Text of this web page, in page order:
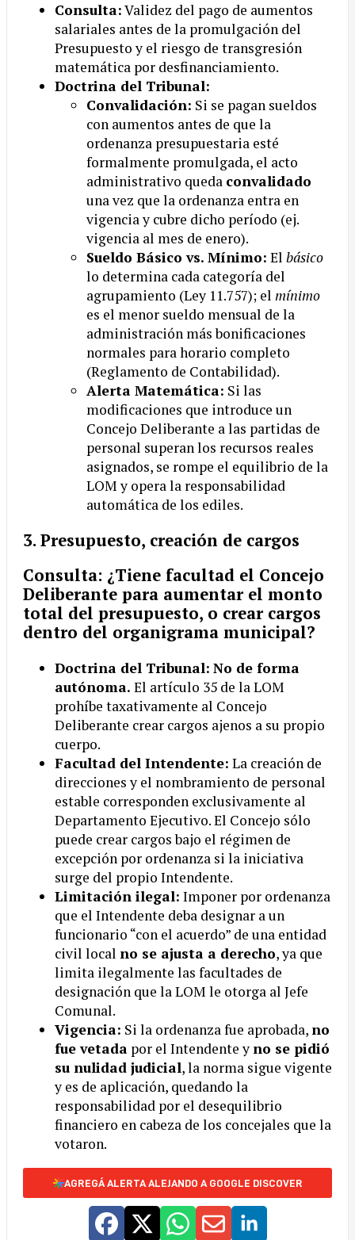
Consulta:Validez del pago de aumentos
salariales antes de la promulgación del
Presupuesto y el riesgo de transgresión
matemática por desfinanciamiento.
Doctrina del Tribunal:
Convalidación: Si se pagan sueldos
con aumentos antes de que la
ordenanza presupuestaria esté
formalmente promulgada, el acto
administrativo queda convalidado
una vez que la ordenanza entra en
vigencia y cubre dicho período (ej.
vigencia al mes de enero).
Sueldo Básico vs. Mínimo: El básico
lo determina cada categoría del
agrupamiento (Ley 11.757); el mínimo
es el menor sueldo mensual de la
administración más bonificaciones
normales para horario completo
(Reglamento de Contabilidad).
Alerta Matemática: Si las
modificaciones que introduce un
Concejo Deliberante a las partidas de
personal superan los recursos reales
asignados, se rompe el equilibrio de la
LOM y opera la responsabilidad
automática de los ediles.
3. Presupuesto, creación de cargos
Consulta: ¿Tiene facultad el Concejo
Deliberante para aumentar el monto
total del presupuesto, o crear cargos
dentro del organigrama municipal?
Doctrina del Tribunal: No de forma
autónoma. El artículo 35 de la LOM
prohíbe taxativamente al Concejo
Deliberante crear cargos ajenos a su propio
cuerpo.
Facultad del Intendente: La creación de
direcciones y el nombramiento de personal
estable corresponden exclusivamente al
Departamento Ejecutivo. El Concejo sólo
puede crear cargos bajo el régimen de
excepción por ordenanza si la iniciativa
surge del propio Intendente.
Limitación ilegal: Imponer por ordenanza
que el Intendente deba designar a un
funcionario “con el acuerdo” de una entidad
civil local no se ajusta a derecho, ya que
limita ilegalmente las facultades de
designación que la LOM le otorga al Jefe
Comunal.
Vigencia: Si la ordenanza fue aprobada,no
fue vetada por el Intendente yno se pidió
su nulidad judicial, la norma sigue vigente
y es de aplicación, quedando la
responsabilidad por el desequilibrio
financiero en cabeza de los concejales que la
votaron.
AGREGÁ ALERTA ALEJANDO A GOOGLE DISCOVER